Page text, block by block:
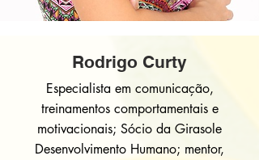
Rodrigo Curty
Especialista em comunicação,
treinamentos comportamentais e
motivacionais; Sócio da Girasole
Desenvolvimento Humano; mentor,